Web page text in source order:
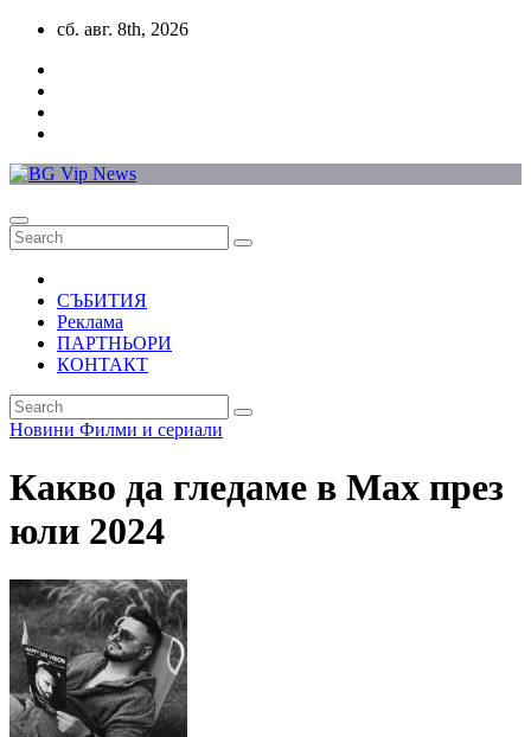
Skip
content
сб. авг. 8th, 2026
СЪБИТИЯ
Реклама
ПАРТНЬОРИ
КОНТАКТ
Новини Филми и сериали
Какво да гледаме в Max през
юли 2024